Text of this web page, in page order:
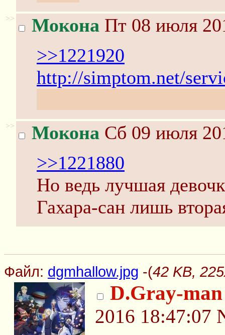
>> Мокона Пт 08 июля
>>1221920
http://simptom.net/
>> Мокона Сб 09 июля
>>1221880
Но ведь лучшая
Гахара-сан лишь
Файл: dgmhallow.jpg -(42 KB,
D.Gray-
2016 18:47:07